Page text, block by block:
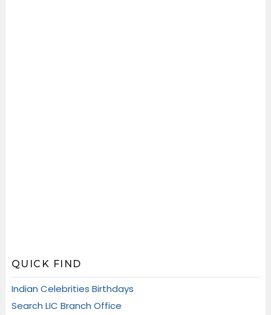
QUICK FIND
Indian Celebrities Birthdays
Search LIC Branch Office